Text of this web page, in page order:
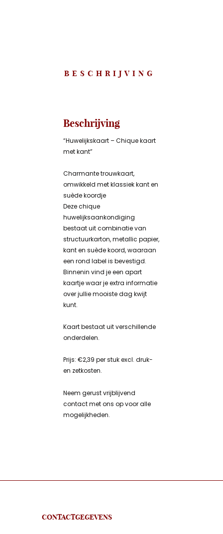
BESCHRIJVING
Beschrijving
“Huwelijkskaart – Chique kaart
met kant”
Charmante trouwkaart,
omwikkeld met klassiek kant en
suède koordje
Deze chique
huwelijksaankondiging
bestaat uit combinatie van
structuurkarton, metallic papier,
kant en suède koord, waaraan
een rond label is bevestigd.
Binnenin vind je een apart
kaartje waar je extra informatie
over jullie mooiste dag kwijt
kunt.
Kaart bestaat uit verschillende
onderdelen.
Prijs: €2,39 per stuk excl. druk-
en zetkosten.
Neem gerust vrijblijvend
contact met ons op voor alle
mogelijkheden.
CONTACTGEGEVENS